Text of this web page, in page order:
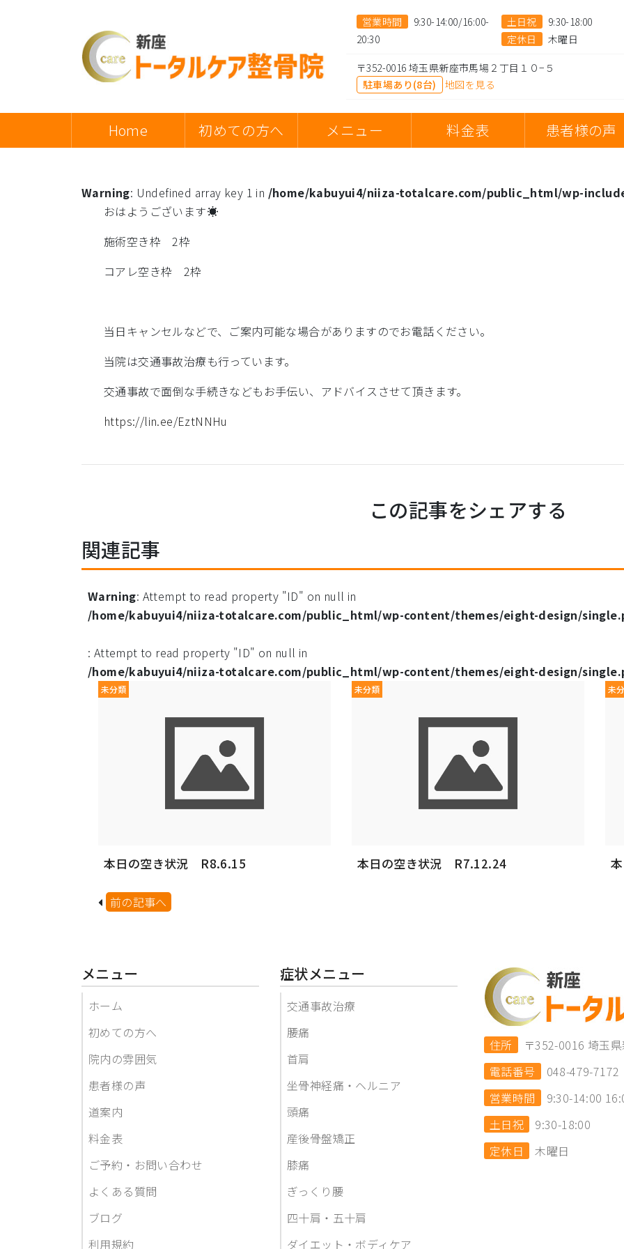
営業時間
9:30-14:00/16:00-
20:30
土日祝
9:30-18:00
定休日
木曜日
〒352-0016 埼玉県新座市馬場２丁目１０−５
駐車場あり(8台)
地図を見る
Home 初めての方へ メニュー 料金表 患者様の声
Warning: Undefined array key 1 in /home/kabuyui4/niiza-totalcare.com/public_html/wp-
おはようございます☀
施術空き枠 2枠
コアレ空き枠 2枠
当日キャンセルなどで、ご案内可能な場合がありますのでお電話ください。
当院は交通事故治療も行っています。
交通事故で面倒な手続きなどもお手伝い、アドバイスさせて頂きます。
https://lin.ee/EztNNHu
この記事をシェアする
関連記事
Warning: Attempt to read property "ID" on null in
/home/kabuyui4/niiza-totalcare.com/public_html/wp-content/themes/eight-design/
: Attempt to read property "ID" on null in
/home/kabuyui4/niiza-totalcare.com/public_html/wp-content/themes/eight-design/
未分類
本日の空き状況 R8.6.15
未分類
本日の空き状況 R7.12.24
未
前の記事へ
メニュー
ホーム
初めての方へ
院内の雰囲気
患者様の声
道案内
料金表
ご予約・お問い合わせ
よくある質問
ブログ
利用規約
症状メニュー
交通事故治療
腰痛
首肩
坐骨神経痛・ヘルニア
頭痛
産後骨盤矯正
膝痛
ぎっくり腰
四十肩・五十肩
ダイエット・ボディケア
住所
〒352-0016 埼玉
電話番号
048-479-7172
営業時間
9:30-14:00
土日祝
9:30-18:00
定休日
木曜日